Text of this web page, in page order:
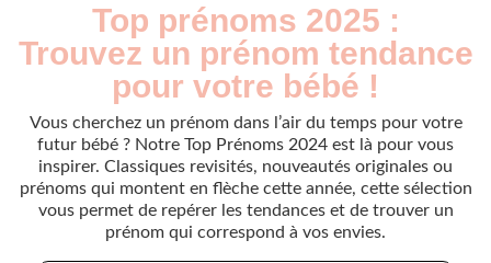
Top prénoms 2025 :
Trouvez un prénom tendance
pour votre bébé !
Vous cherchez un prénom dans l’air du temps pour votre
futur bébé ? Notre Top Prénoms 2024 est là pour vous
inspirer. Classiques revisités, nouveautés originales ou
prénoms qui montent en flèche cette année, cette sélection
vous permet de repérer les tendances et de trouver un
prénom qui correspond à vos envies.